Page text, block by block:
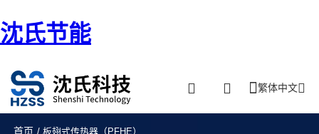
沈氏节能
繁体中文
首页 / 板翅式传热器（PFHE）